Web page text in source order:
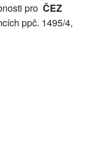
pro ČEZ
ppč. 1495/4,